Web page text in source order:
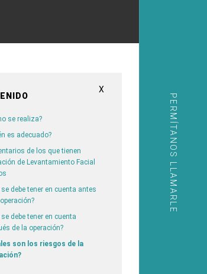
PERMÍTANOS LLAMARLE
X
se realiza?
es adecuado?
de los que tienen
de Levantamiento Facial
se debe tener en cuenta antes
se debe tener en cuenta
de la operación?
son los riesgos de la